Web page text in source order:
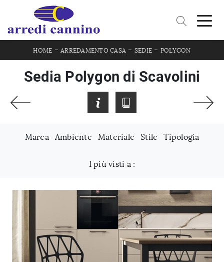
HOME -ARREDAMENTO CASA - SEDIE - POLYGON
Sedia Polygon di Scavolini
Marca Ambiente Materiale Stile Tipologia
I più visti a :